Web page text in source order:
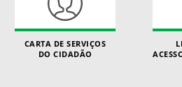
CARTA DE SERVIÇOS
DO CIDADÃO